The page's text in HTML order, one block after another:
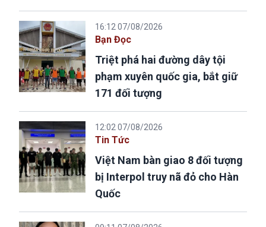
16:12 07/08/2026
Bạn Đọc
Triệt phá hai đường dây tội
phạm xuyên quốc gia, bắt giữ
171 đối tượng
12:02 07/08/2026
Tin Tức
Việt Nam bàn giao 8 đối tượng
bị Interpol truy nã đỏ cho Hàn
Quốc